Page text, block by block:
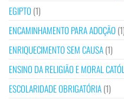
EGIPTO (1)
ENCAMINHAMENTO PARA ADOÇÃO (1)
ENRIQUECIMENTO SEM CAUSA(1)
ENSINO DA RELIGIÃO E MORAL
ESCOLARIDADE OBRIGATÓRIA(1)